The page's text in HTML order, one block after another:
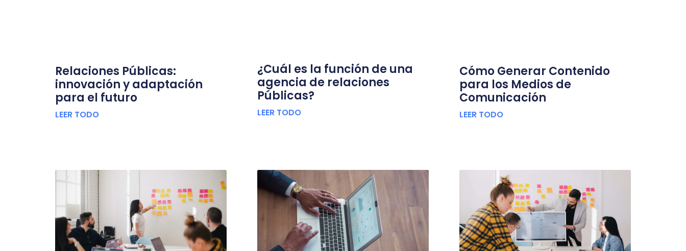
Relaciones Públicas:
innovación y adaptación
para el futuro
LEER TODO
¿Cuál es la función de una
agencia de relaciones
Públicas?
LEER TODO
Cómo Generar Contenido
para los Medios de
Comunicación
LEER TODO